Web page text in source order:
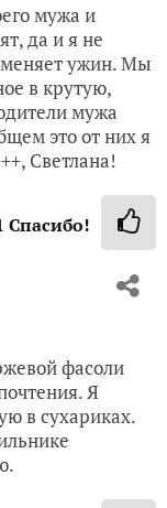
мужа и
да и я не
ужин. Мы
в крутую,
мужа
это от них я
Светлана!
Спасибо!
фасоли
Я
в сухариках.